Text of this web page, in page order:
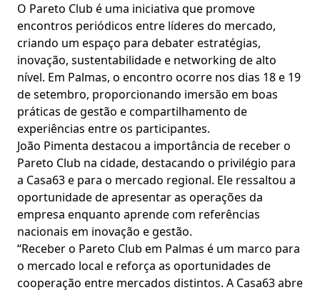
O Pareto Club é uma iniciativa que promove
encontros periódicos entre líderes do mercado,
criando um espaço para debater estratégias,
inovação, sustentabilidade e networking de alto
nível. Em Palmas, o encontro ocorre nos dias 18 e 19
de setembro, proporcionando imersão em boas
práticas de gestão e compartilhamento de
experiências entre os participantes.
João Pimenta destacou a importância de receber o
Pareto Club na cidade, destacando o privilégio para
a Casa63 e para o mercado regional. Ele ressaltou a
oportunidade de apresentar as operações da
empresa enquanto aprende com referências
nacionais em inovação e gestão.
“Receber o Pareto Club em Palmas é um marco para
o mercado local e reforça as oportunidades de
cooperação entre mercados distintos. A Casa63 abre